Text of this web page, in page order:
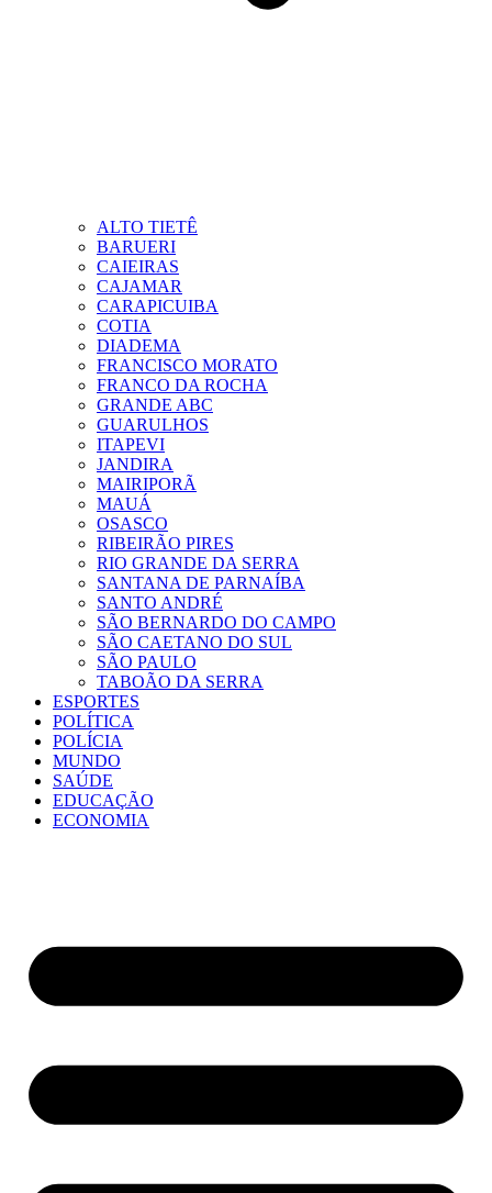
ALTO TIETÊ
BARUERI
CAIEIRAS
CAJAMAR
CARAPICUIBA
COTIA
DIADEMA
FRANCISCO MORATO
FRANCO DA ROCHA
GRANDE ABC
GUARULHOS
ITAPEVI
JANDIRA
MAIRIPORÃ
MAUÁ
OSASCO
RIBEIRÃO PIRES
RIO GRANDE DA SERRA
SANTANA DE PARNAÍBA
SANTO ANDRÉ
SÃO BERNARDO DO CAMPO
SÃO CAETANO DO SUL
SÃO PAULO
TABOÃO DA SERRA
ESPORTES
POLÍTICA
POLÍCIA
MUNDO
SAÚDE
EDUCAÇÃO
ECONOMIA